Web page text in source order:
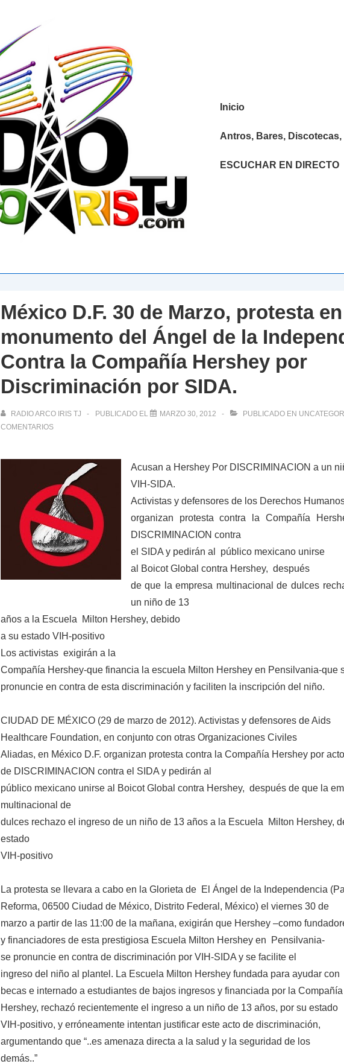
Navegación
Inicio
Antros, Bares,
ESCUCHAR EN DIRECTO
México D.F. 30 de Marzo, protesta
monumento del Ángel de la
Contra la Compañía Hershey por
Discriminación por SIDA.
RADIO ARCO IRIS TJ PUBLICADO EL MARZO 30, 2012 PUBLICADO EN
COMENTARIOS
Acusan a Hershey Por DISCRIMINACION a un
VIH-SIDA.
Activistas y defensores de los Derechos
organizan protesta contra la Compañía
DISCRIMINACION contra
el SIDA y pedirán al público mexicano unirse
al Boicot Global contra Hershey, después
de que la empresa multinacional de dulces
un niño de 13
años a la Escuela Milton Hershey, debido
a su estado VIH-positivo
Los activistas exigirán a la
Compañía Hershey-que financia la escuela Milton Hershey en Pensilvania-que
pronuncie en contra de esta discriminación y faciliten la inscripción del niño.
CIUDAD DE MÉXICO (29 de marzo de 2012). Activistas y defensores deAids
Healthcare Foundation, en conjunto con otras Organizaciones Civiles
Aliadas, en México D.F. organizan protesta contra la Compañía Hershey por
de DISCRIMINACION contra el SIDA y pedirán al
público mexicano unirse al Boicot Global contra Hershey, después de que la
multinacional de
dulces rechazo el ingreso de un niño de 13 años a la Escuela Milton Hershey,
estado
VIH-positivo
La protesta se llevara a cabo en la Glorieta de El Ángel de la Independencia
Reforma, 06500 Ciudad de México, Distrito Federal, México) el viernes 30 de
marzo a partir de las 11:00 de la mañana, exigirán que Hershey –como
y financiadores de esta prestigiosa Escuela Milton Hershey en Pensilvania-
se pronuncie en contra de discriminación por VIH-SIDA y se facilite el
ingreso del niño al plantel. La Escuela Milton Hershey fundada para ayudar con
becas e internado a estudiantes de bajos ingresos y financiada por la Compañía
Hershey, rechazó recientemente el ingreso a un niño de 13 años, por su estado
VIH-positivo, y erróneamente intentan justificar este acto de discriminación,
argumentando que “..es amenaza directa a la salud y la seguridad de los
demás..”